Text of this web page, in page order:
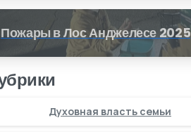
Пожары в Лос Анджелесе 2025
Духовная власть семьи